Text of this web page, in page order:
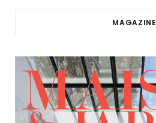
MAGAZINE